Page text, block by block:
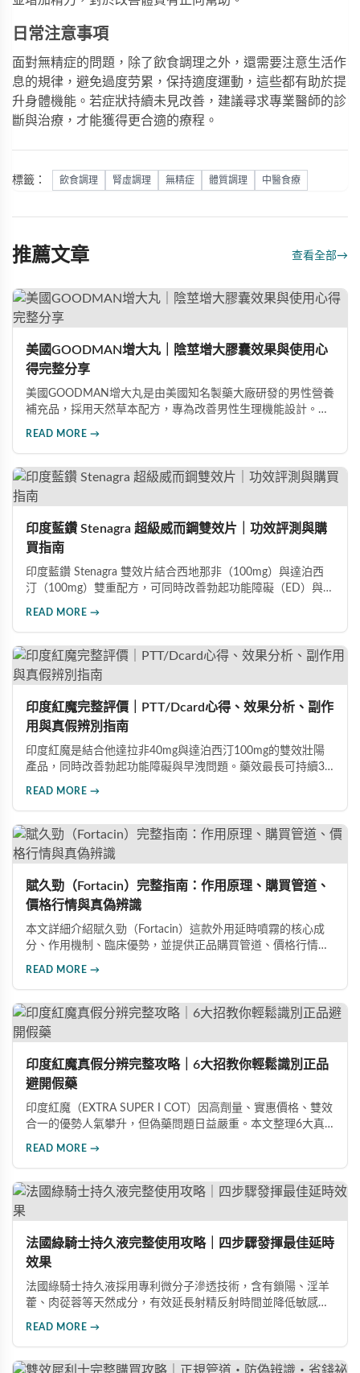
日常注意事項
面對無精症的問題，除了飲食調理之外，還需要注意生活作
息的規律，避免過度劳累，保持適度運動，這些都有助於提
升身體機能。若症狀持續未見改善，建議尋求專業醫師的診
斷與治療，才能獲得更合適的療程。
標籤： 飲食調理 腎虛調理 無精症 體質調理 中醫食療
推薦文章 查看全部→
美國GOODMAN增大丸｜陰莖增大膠囊效果與使用心
得完整分享
美國GOODMAN增大丸是由美國知名製藥大廠研發的男性營養
補充品，採用天然草本配方，專為改善男性生理機能設計。根
READ MORE →
印度藍鑽 Stenagra 超級威而鋼雙效片｜功效評測與購
買指南
印度藍鑽 Stenagra 雙效片結合西地那非（100mg）與達泊西
汀（100mg）雙重配方，可同時改善勃起功能障礙（ED）與早
高的男性保健品選擇。
READ MORE →
印度紅魔完整評價｜PTT/Dcard心得、效果分析、副作
用與真假辨別指南
印度紅魔是結合他達拉非40mg與達泊西汀100mg的雙效壯陽
產品，同時改善勃起功能障礙與早洩問題。藥效最長可持續36
READ MORE →
賦久勁（Fortacin）完整指南：作用原理、購買管道、
價格行情與真偽辨識
本文詳細介紹賦久勁（Fortacin）這款外用延時噴霧的核心成
分、作用機制、臨床優勢，並提供正品購買管道、價格行情比
READ MORE →
印度紅魔真假分辨完整攻略｜6大招教你輕鬆識別正品
避開假藥
印度紅魔（EXTRA SUPER I COT）因高劑量、實惠價格、雙效
合一的優勢人氣攀升，但偽藥問題日益嚴重。本文整理6大真
READ MORE →
法國綠騎士持久液完整使用攻略｜四步驟發揮最佳延時
效果
法國綠騎士持久液採用專利微分子滲透技術，含有鎖陽、淫羊
藿、肉蓯蓉等天然成分，有效延長射精反射時間並降低敏感
READ MORE →